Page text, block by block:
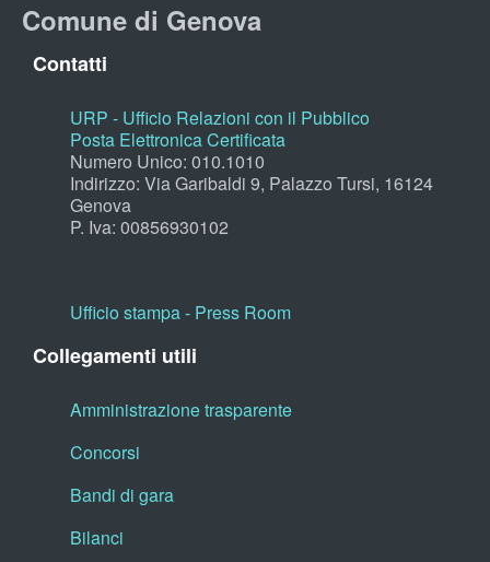
Comune di Genova
Contatti
URP - Ufficio Relazioni con il Pubblico
Posta Elettronica Certificata
Numero Unico: 010.1010
Indirizzo: Via Garibaldi 9, Palazzo Tursi, 16124
Genova
P. Iva: 00856930102
Ufficio stampa - Press Room
Collegamenti utili
Amministrazione trasparente
Concorsi
Bandi di gara
Bilanci